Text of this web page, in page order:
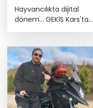
Hayvancılıkta dijital
dönem... GEKİS Kars'ta
uygulamaya alındı